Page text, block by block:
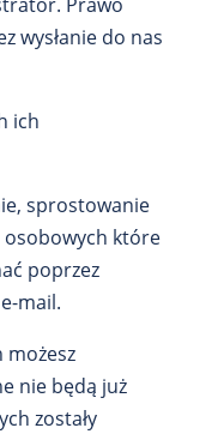
wysłanie do nas
ich
sprostowanie
które
poprzez
mail.
możesz
nie będą już
zostały